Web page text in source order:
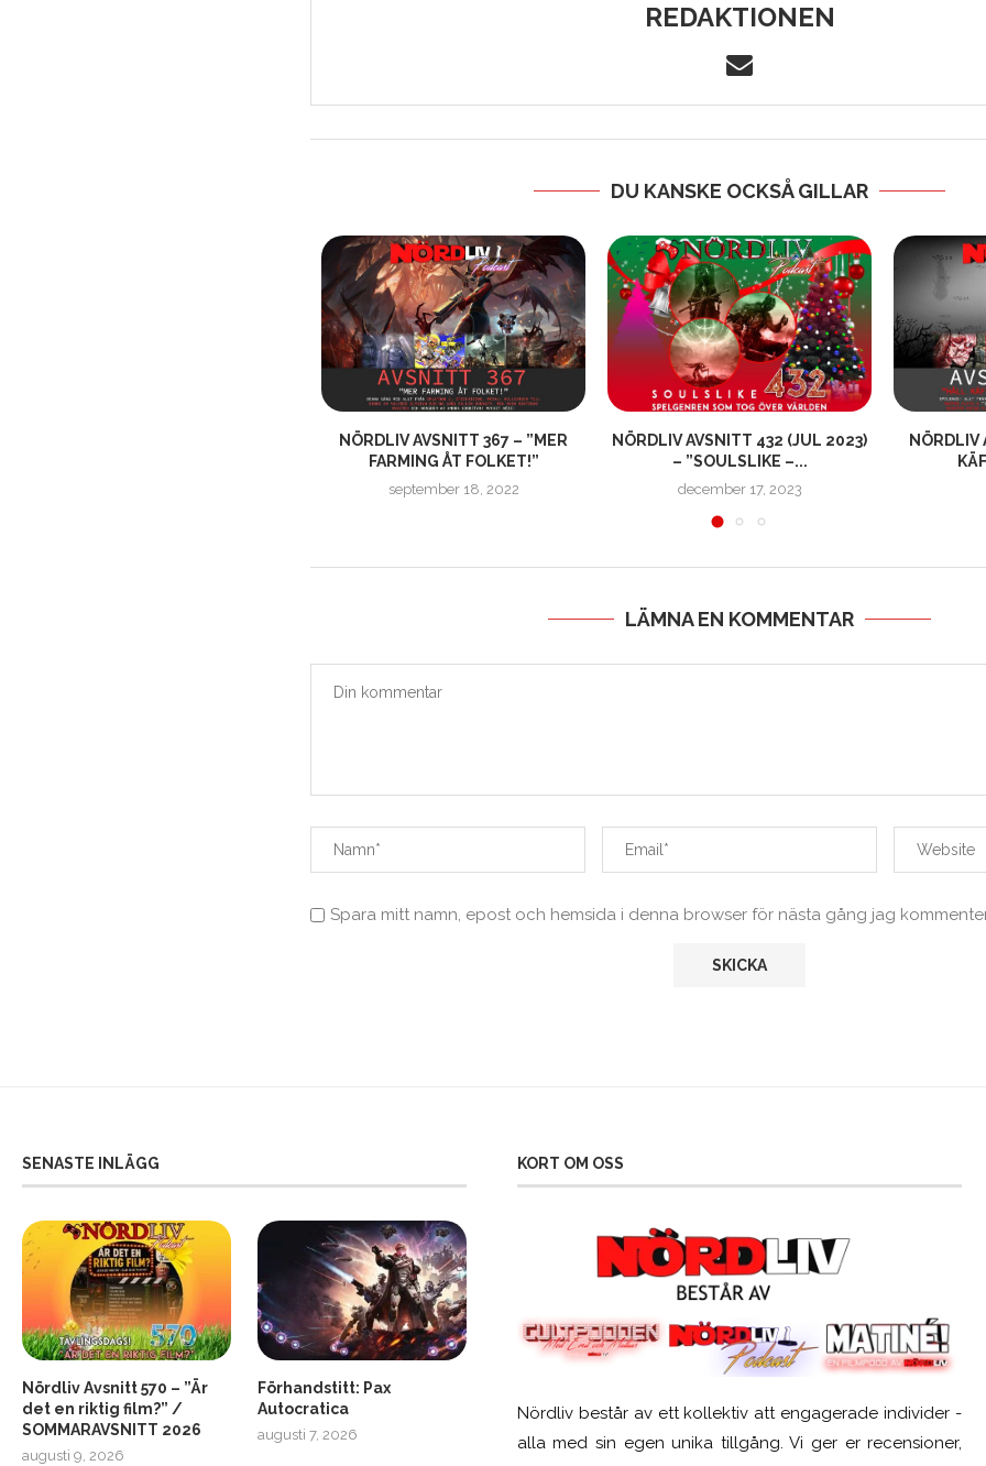
REDAKTIONEN
DU KANSKE OCKSÅ GILLAR
NÖRDLIV AVSNITT 367 – ”MER
FARMING ÅT FOLKET!”
september 18, 2022
NÖRDLIV AVSNITT 432 (JUL 2023)
– ”SOULSLIKE –...
december 17, 2023
NÖRDLIV
LÄMNA EN KOMMENTAR
Spara mitt namn, epost och hemsida i denna browser för nästa gång jag
SENASTE INLÄGG
Nördliv Avsnitt 570 – ”Är
det en riktig film?” /
SOMMARAVSNITT 2026
augusti 9, 2026
Förhandstitt: Pax
Autocratica
augusti 7, 2026
KORT OM OSS
Nördliv består av ett kollektiv att engagerade individer -
alla med sin egen unika tillgång. Vi ger er recensioner,
Soundcore Liberty 5 Pro SCUF Gaming Omega